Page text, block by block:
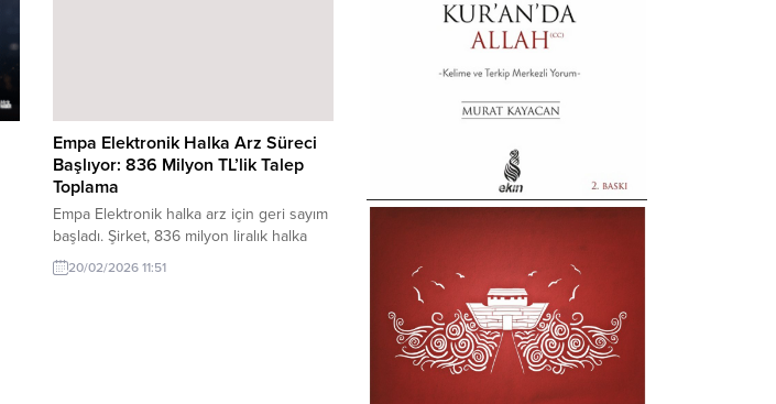
Empa Elektronik Halka Arz Süreci
Başlıyor: 836 Milyon TL’lik Talep
Toplama
Empa Elektronik halka arz için geri sayım
başladı. Şirket, 836 milyon liralık halka
arzı için talep toplama sürecini
başlatmaya hazırlanıyor. Bu gelişme,
20/02/2026 11:51